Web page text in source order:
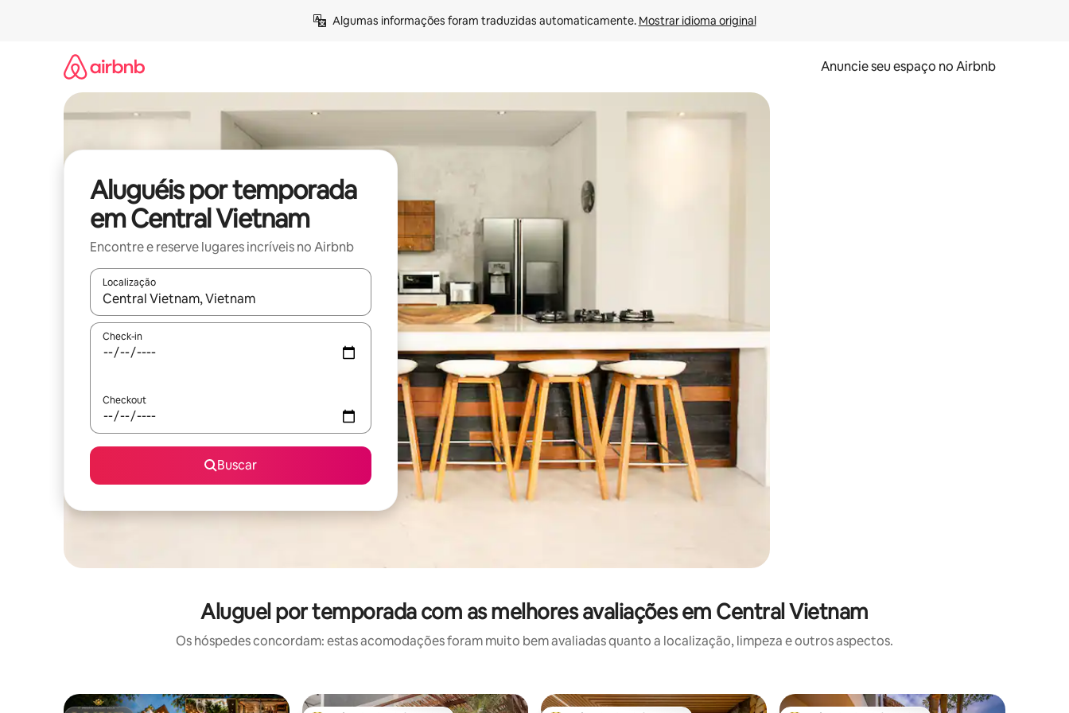
Algumas informações foram traduzidas automaticamente. Mostrar idioma original
Anuncie seu espaço no Airbnb
Aluguéis por temporada
em Central Vietnam
Encontre e reserve lugares incríveis no Airbnb
Localização
Quando os resultados estiverem disponíveis, explore-os usando as seta para cima e para baixo do teclado ou tocando e deslizando o dedo na tela.
Check-in
Checkout
Buscar
Aluguel por temporada com as melhores avaliações em Central Vietnam
Os hóspedes concordam: estas acomodações foram muito bem avaliadas quanto a localização, limpeza e outros aspectos.